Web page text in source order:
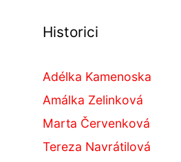
Historici
Adélka Kamenoska
Amálka Zelinková
Marta Červenková
Tereza Navrátilová